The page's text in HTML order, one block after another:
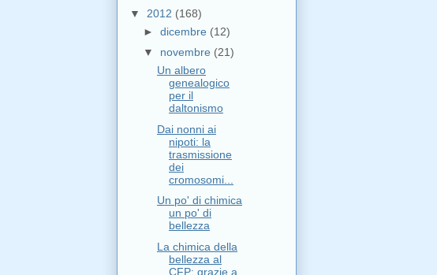
▼ 2012 (168)
► dicembre (12)
▼ novembre (21)
Un albero
genealogico
per il
daltonismo
Dai nonni ai
nipoti: la
trasmissione
dei
cromosomi...
Un po' di chimica
un po' di
bellezza
La chimica della
bellezza al
CFP: grazie a